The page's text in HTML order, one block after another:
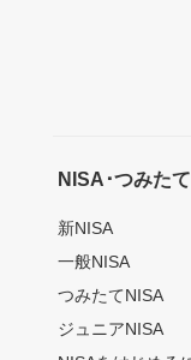
NISA･つみた
新NISA
一般NISA
つみたてNISA
ジュニアNISA